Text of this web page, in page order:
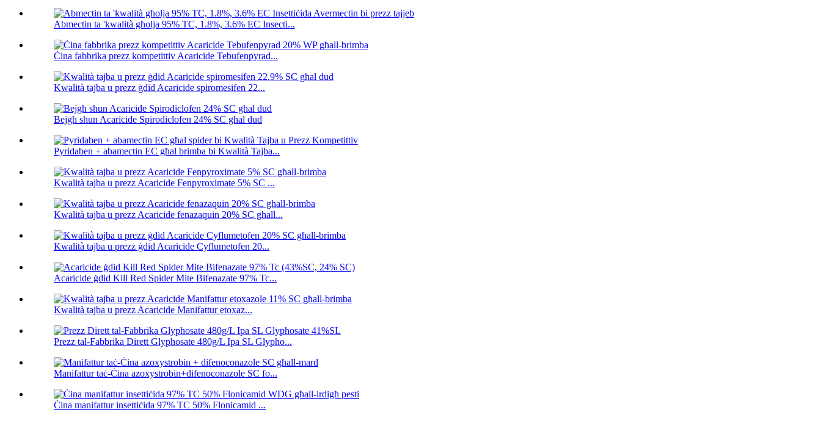
Abmectin ta 'kwalità għolja 95% TC, 1.8%, 3.6% EC Insecti...
Ċina fabbrika prezz kompetittiv Acaricide Tebufenpyrad...
Kwalità tajba u prezz ġdid Acaricide spiromesifen 22...
Bejgħ sħun Acaricide Spirodiclofen 24% SC għal dud
Pyridaben + abamectin EC għal brimba bi Kwalità Tajba...
Kwalità tajba u prezz Acaricide Fenpyroximate 5% SC ...
Kwalità tajba u prezz Acaricide fenazaquin 20% SC għall...
Kwalità tajba u prezz ġdid Acaricide Cyflumetofen 20...
Acaricide ġdid Kill Red Spider Mite Bifenazate 97% Tc...
Kwalità tajba u prezz Acaricide Manifattur etoxaz...
Prezz tal-Fabbrika Dirett Glyphosate 480g/L Ipa SL Glypho...
Manifattur taċ-Ċina azoxystrobin+difenoconazole SC fo...
Ċina manifattur insettiċida 97% TC 50% Flonicamid ...